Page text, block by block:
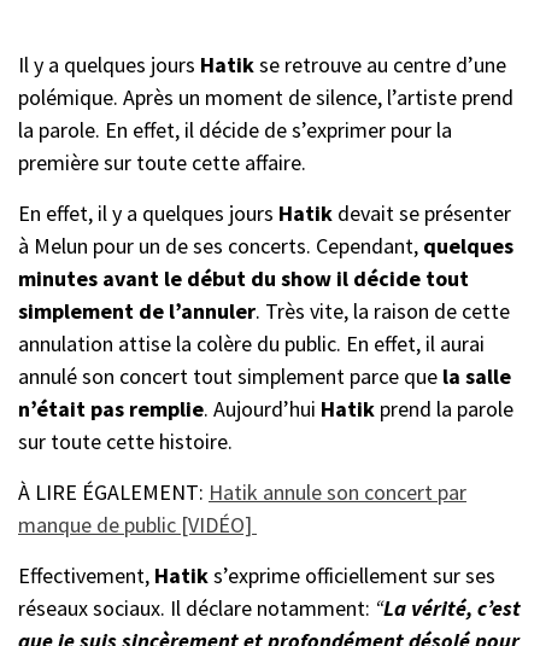
Il y a quelques jours Hatikse retrouve au centre d’une
polémique. Après un moment de silence, l’artiste prend
la parole. En effet, il décide de s’exprimer pour la
première sur toute cette affaire.
En effet, il y a quelques jours Hatik devait se présenter
à Melun pour un de ses concerts. Cependant, quelques
minutes avant le début du show il décide tout
simplement de l’annuler. Très vite, la raison de cette
annulation attise la colère du public. En effet, il aurai
annulé son concert tout simplement parce que la salle
n’était pas remplie. Aujourd’hui Hatik prend la parole
sur toute cette histoire.
À LIRE ÉGALEMENT: Hatik annule son concert par
manque de public [VIDÉO]
Effectivement, Hatiks’exprime officiellement sur ses
réseaux sociaux. Il déclare notamment: “La vérité, c’est
que je suis sincèrement et profondément désolé pour